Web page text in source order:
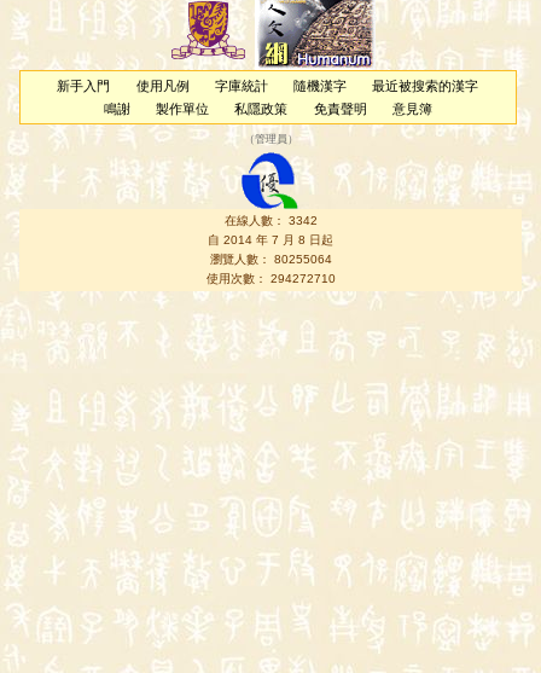
新手入門 使用凡例 字庫統計 隨機漢字
最近被搜索的漢字
鳴謝
製作單位 私隱政策 免責聲明 意見簿
（管理員 ）
在線人數： 3342
自 2014 年 7 月 8 日起
瀏覽人數： 80255064
使用次數： 294272710